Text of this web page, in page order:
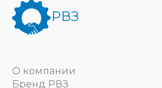
РВЗ
О компании
Бренд РВЗ